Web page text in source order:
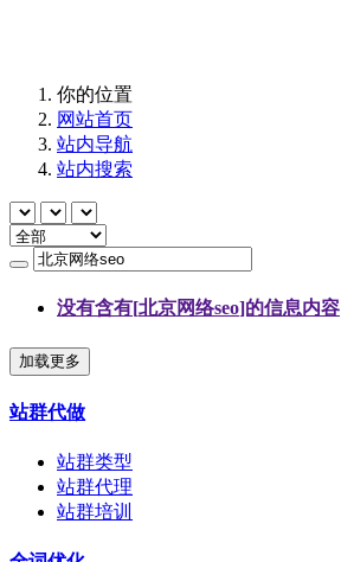
你的位置
网站首页
站内导航
站内搜索
没有含有[北京网络seo]的信息内容
加载更多
站群代做
站群类型
站群代理
站群培训